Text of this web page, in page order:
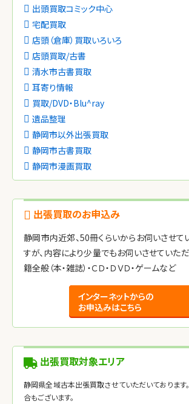
出頭買取コミック中心
宅配買取
店頭（倉庫）買取いろいろ
店頭買取/古書
清水市古書買取
耳寄り情報
買取/DVD・Blu^ray
遺品整理
静岡市以外出張買取
静岡市古書買取
静岡市漫画買取
出張買取のお申込み
静岡市内近郊、50冊くらいからお伺いさせて
すが、内容により少量でもお伺いさせていただ
籍全般（本・雑誌）・ＣＤ・ＤＶＤ・ゲームなど
インターネットからの
お申込みはこちら
出張買取対象エリア
静岡県全域古本出張買取させていただいております
合もございます。